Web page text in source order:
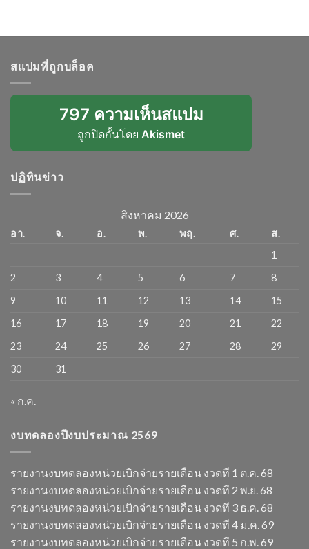
สแปมที่ถูกบล็อค
797 ความเห็นสแปม
ถูกปิดกั้นโดย Akismet
ปฏิทินข่าว
สิงหาคม 2026
อา. จ. อ. พ. พฤ. ศ.
ส.
1
2
3 4 5 6 7
8
9
10 11 12 13 14
15
16
17 18 19 20 21
22
23
24 25 26 27 28
29
30
31
« ก.ค.
งบทดลองปีงบประมาณ 2569
รายงานงบทดลองหน่วยเบิกจ่ายรายเดือน งวดที 1 ต.ค. 68
รายงานงบทดลองหน่วยเบิกจ่ายรายเดือน งวดที 2 พ.ย. 68
รายงานงบทดลองหน่วยเบิกจ่ายรายเดือน งวดที 3 ธ.ค. 68
รายงานงบทดลองหน่วยเบิกจ่ายรายเดือน งวดที 4 ม.ค. 69
รายงานงบทดลองหน่วยเบิกจ่ายรายเดือน งวดที 5 ก.พ. 69